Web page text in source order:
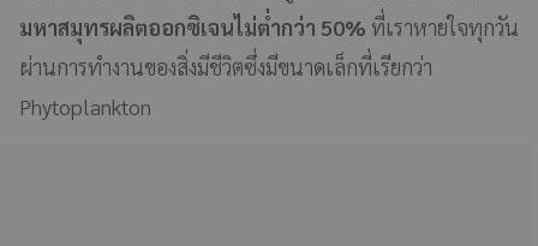
มหาสมุทรผลิตออกซิเจนไม่ต่ำกว่า 50% ที่เราหายใจทุกวัน
ผ่านการทำงานของสิ่งมีชีวิตซึ่งมีขนาดเล็กที่เรียกว่า
Phytoplankton